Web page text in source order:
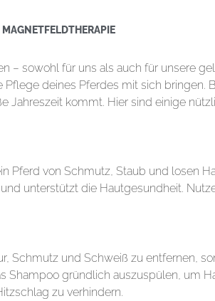
MAGNETFELDTHERAPIE
– sowohl für uns als auch für unsere
deines Pferdes mit sich bringen.
kommt. Hier sind einige
von Schmutz, Staub und losen
unterstützt die Hautgesundheit.
Schmutz und Schweiß zu entfernen,
gründlich auszuspülen, um
zu verhindern.